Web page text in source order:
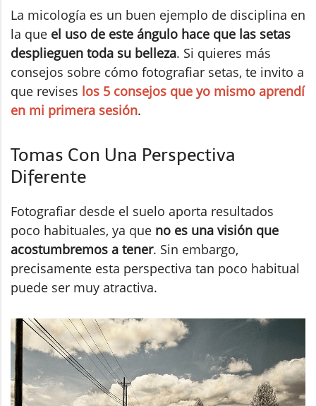
La micología es un buen ejemplo de disciplina en
la que el uso de este ángulo hace que las setas
desplieguen toda su belleza. Si quieres más
consejos sobre cómo fotografiar setas, te invito a
que revises los 5 consejos que yo mismo aprendí
en mi primera sesión.
Tomas Con Una Perspectiva
Diferente
Fotografiar desde el suelo aporta resultados
poco habituales, ya que no es una visión que
acostumbremos a tener. Sin embargo,
precisamente esta perspectiva tan poco habitual
puede ser muy atractiva.